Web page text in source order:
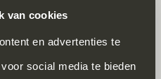
van cookies
en advertenties te
social media te bieden
en